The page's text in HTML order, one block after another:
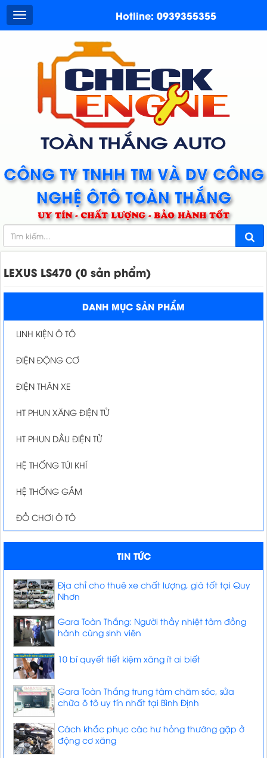
CÔNG TY TNHH TM VÀ DV CÔNG
NGHỆ ÔTÔ TOÀN THẮNG
UY TÍN - CHẤT LƯỢNG - BẢO HÀNH TỐT
Hotline: 0939355355
LEXUS LS470 (0 sản phẩm)
DANH MỤC SẢN PHẨM
LINH KIỆN Ô TÔ
ĐIỆN ĐỘNG CƠ
ĐIỆN THÂN XE
HT PHUN XĂNG ĐIỆN TỬ
HT PHUN DẦU ĐIỆN TỬ
HỆ THỐNG TÚI KHÍ
HỆ THỐNG GẦM
ĐỒ CHƠI Ô TÔ
TIN TỨC
Địa chỉ cho thuê xe chất lượng, giá tốt tại Quy
Nhơn
Gara Toàn Thắng: Người thầy nhiệt tâm đồng
hành cùng sinh viên
10 bí quyết tiết kiệm xăng ít ai biết
Gara Toàn Thắng trung tâm chăm sóc, sửa
chữa ô tô uy tín nhất tại Bình Định
Cách khắc phục các hư hỏng thường gặp ở
động cơ xăng